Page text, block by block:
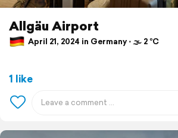
Allgäu Airport
April 21, 2024 in Germany ⋅ 🌫 2 °C
1 like